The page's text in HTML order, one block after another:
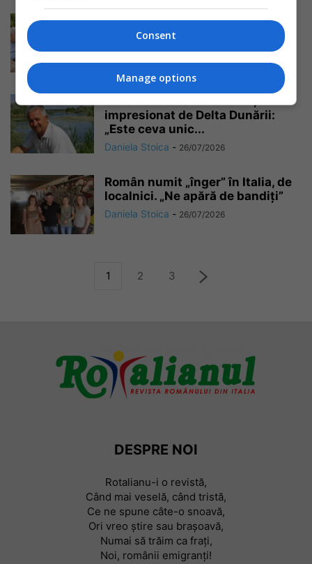
Badantele românce, tot mai
puține în Italia. „Preferă să
rămână în...
Daniela Stoica -
Italian stabilit în România,
impresionat de Delta Dunării:
„Este ceva unic...
Daniela Stoica - 26/07/2026
Român numit „înger” în Italia, de
localnici. „Ne apără de bandiți”
Daniela Stoica - 26/07/2026
1 2 3
DESPRE NOI
Rotalianu-i o revistă,
Când mai veselă, când tristă,
Ce ne spune câte-o snoavă,
Ori vreo știre sau braşoavă,
Numai să trăim ca frați,
Noi, românii emigranți!
Consent
Manage options